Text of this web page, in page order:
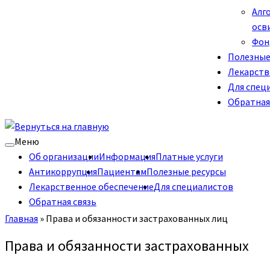
Для
Меню
Об организацииИнформацияПлатные услуги
АнтикоррупцияПациентамПолезные ресурсы
Лекарственное обеспечениеДля специалистов
Обратная связь
Главная » Права и обязанности застрахованных лиц
Права и обязанности застрахованных